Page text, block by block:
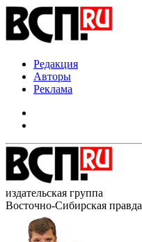
Редакция
Авторы
Реклама
издательская группа
Восточно-Сибирская правда